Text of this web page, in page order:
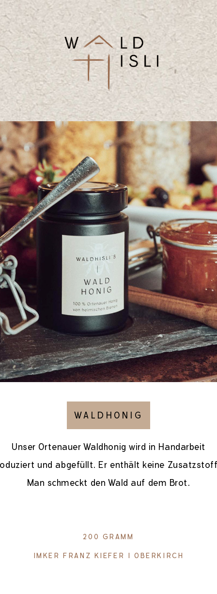
WALDHONIG
Unser Ortenauer Waldhonig wird in Handarbeit
und abgefüllt. Er enthält keine
Man schmeckt den Wald auf dem Brot.
200 GRAMM
IMKER FRANZ KIEFER I OBERKIRCH